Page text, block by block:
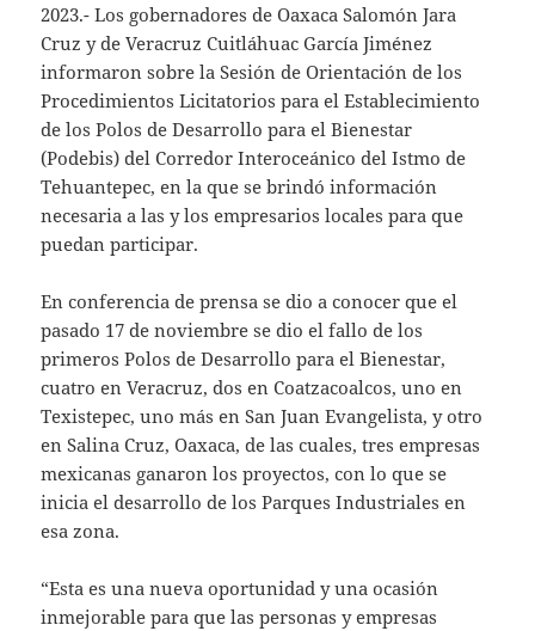
2023.- Los gobernadores de Oaxaca Salomón Jara
Cruz y de Veracruz Cuitláhuac García Jiménez
informaron sobre la Sesión de Orientación de los
Procedimientos Licitatorios para el Establecimiento
de los Polos de Desarrollo para el Bienestar
(Podebis) del Corredor Interoceánico del Istmo de
Tehuantepec, en la que se brindó información
necesaria a las y los empresarios locales para que
puedan participar.
En conferencia de prensa se dio a conocer que el
pasado 17 de noviembre se dio el fallo de los
primeros Polos de Desarrollo para el Bienestar,
cuatro en Veracruz, dos en Coatzacoalcos, uno en
Texistepec, uno más en San Juan Evangelista, y otro
en Salina Cruz, Oaxaca, de las cuales, tres empresas
mexicanas ganaron los proyectos, con lo que se
inicia el desarrollo de los Parques Industriales en
esa zona.
“Esta es una nueva oportunidad y una ocasión
inmejorable para que las personas y empresas